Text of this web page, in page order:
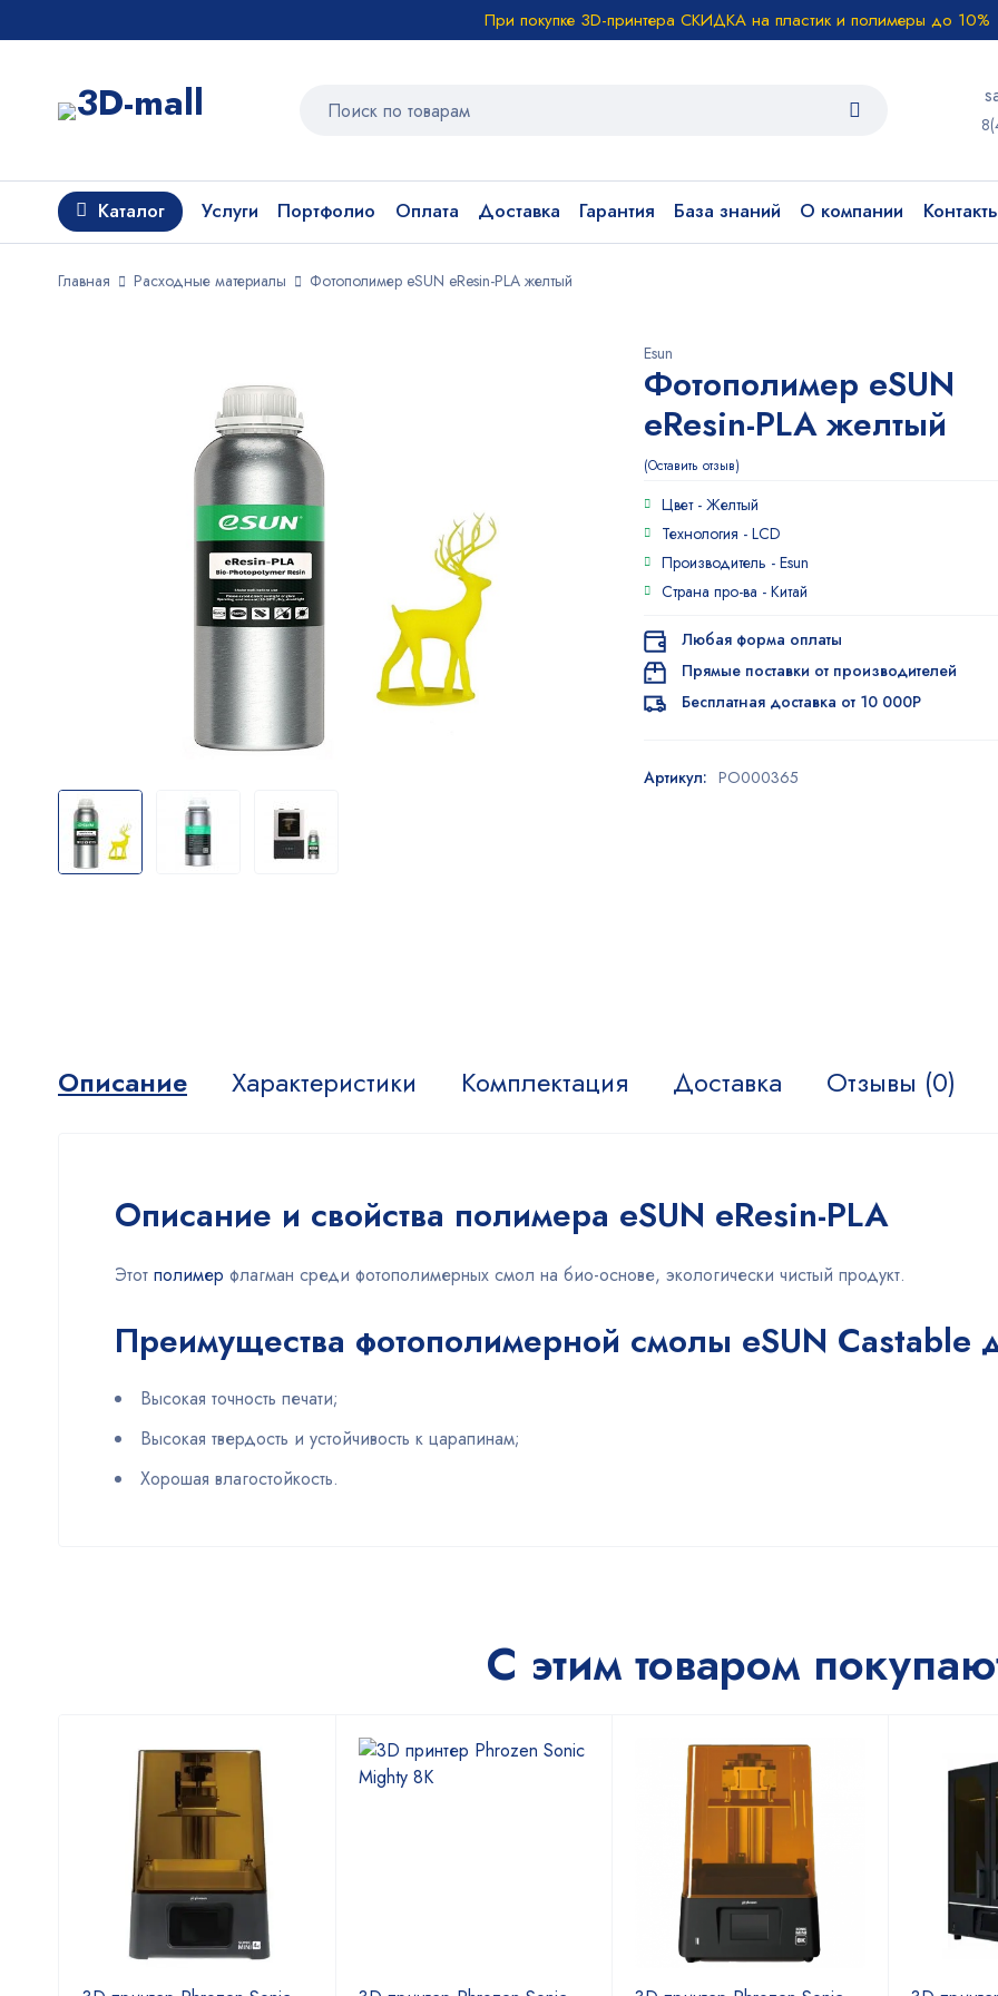
При покупке 3D-принтера СКИДКА на пластик и полимеры до 10%
Каталог Услуги Портфолио Оплата Доставка Гарантия База знаний О компании
Главная Расходные материалы Фотополимер eSUN eResin-PLA желтый
Esun
Фотополимер eSUN
eResin-PLA желтый
Оставить отзыв
Цвет - Желтый
Технология - LCD
Производитель - Esun
Страна про-ва - Китай
Любая форма оплаты
Прямые поставки от производителей
Бесплатная доставка от 10 000Р
Артикул: PO000365
Описание Характеристики Комплектация Доставка Отзывы (0)
Описание и свойства полимера eSUN eResin-PLA
Этот полимер флагман среди фотополимерных смол на био-основе, экологически чистый продукт.
Преимущества фотополимерной смолы eSUN Castable
Высокая точность печати;
Высокая твердость и устойчивость к царапинам;
Хорошая влагостойкость.
С этим товаром